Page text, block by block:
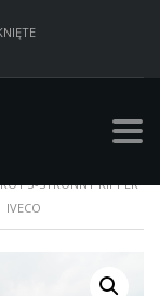
3-STRONNY KIPPER